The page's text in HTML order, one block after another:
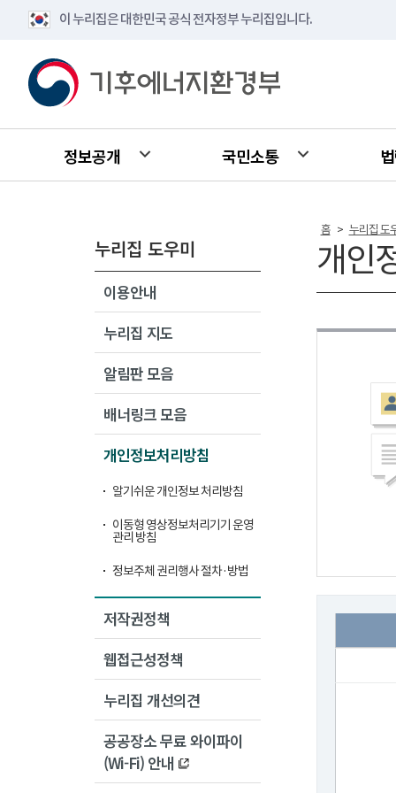
이 누리집은 대한민국 공식 전자정부 누리집입니다.
정보공개 국민소통
누리집 도우미
이용안내
누리집 지도
알림판 모음
배너링크 모음
개인정보처리방침
알기쉬운 개인정보 처리방침
이동형 영상정보처리기기 운영
관리 방침
정보주체 권리행사 절차·방법
저작권정책
웹접근성정책
누리집 개선의견
공공장소 무료 와이파이
(Wi-Fi) 안내
홈 > 누리집 도
개인